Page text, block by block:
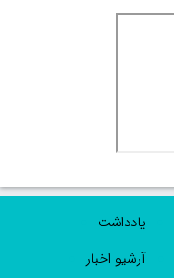
یادداشت
آرشیو اخبار